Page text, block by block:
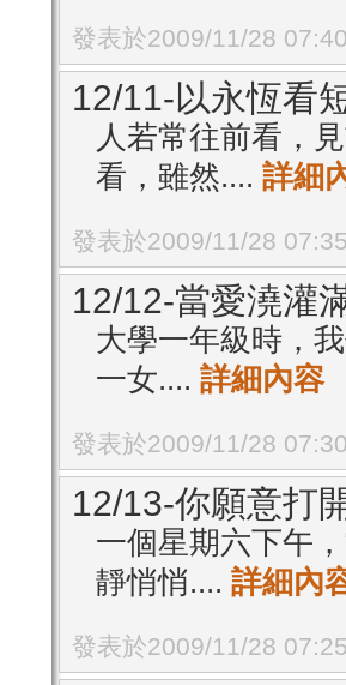
發表於2009/11/28
12/11-以永恆看
人若常往前看，
看，雖然.... 詳細
發表於2009/11/28
12/12-當愛澆灌
大學一年級時，
一女.... 詳細內容
發表於2009/11/28
12/13-你願意打
一個星期六下午
靜悄悄.... 詳細內
發表於2009/11/28